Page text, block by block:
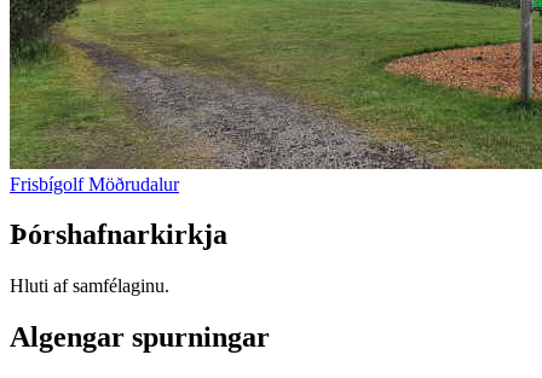
Frisbígolf Möðrudalur
Þórshafnarkirkja
Hluti af samfélaginu.
Algengar spurningar